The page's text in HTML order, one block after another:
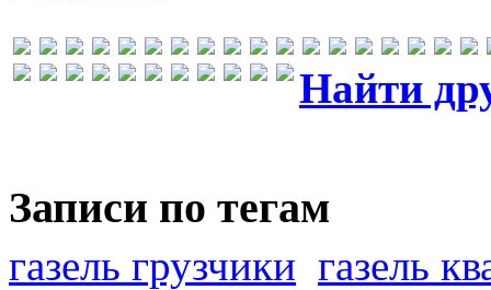
Найти
Записи по тегам
газель грузчики газель